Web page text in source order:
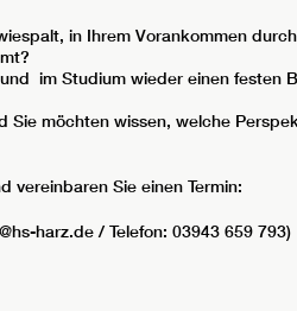
in Ihrem Vorankommen
im Studium wieder einen festen
Sie möchten wissen, welche
vereinbaren Sie einen Termin:
harz.de / Telefon: 03943 659 793)